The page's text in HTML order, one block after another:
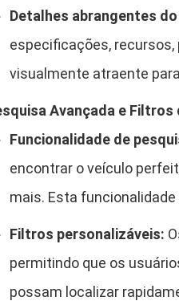
Detalhes abrangentes
especificações,
visualmente atraente
Avançada e
Funcionalidade de
encontrar o veículo
mais. Esta
Filtros personalizáveis:
permitindo que os
possam localizar